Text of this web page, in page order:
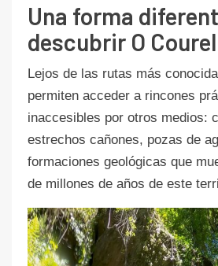
Una forma
descubrir O Courel
Lejos de las rutas más
permiten acceder a rincones
inaccesibles por otros medios:
estrechos cañones, pozas de
formaciones geológicas que
de millones de años de este